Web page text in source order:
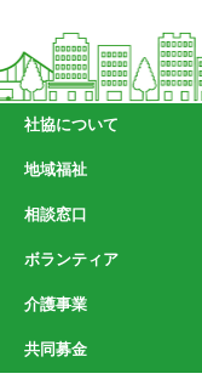
社協について
地域福祉
相談窓口
ボランティア
介護事業
共同募金